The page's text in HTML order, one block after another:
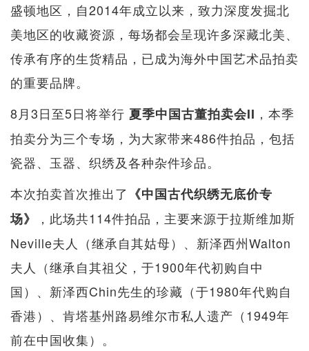
盛顿地区，自2014年成立以来，致力深度发掘北
美地区的收藏资源，每场都会呈现许多深藏北美、
传承有序的生货精品，已成为海外中国艺术品拍卖
的重要品牌。
8月3日至5日将举行 夏季中国古董拍卖会II ，本季
拍卖分为三个专场，为大家带来486件拍品，包括
瓷器、玉器、织绣及各种杂件珍品。
本次拍卖首次推出了 《中国古代织绣无底价专
场》
，此场共114件拍品，主要来源于拉斯维加斯
Neville夫人（继承自其姑母）、新泽西州Walton
夫人（继承自其祖父，于1900年代初购自中
国）、新泽西Chin先生的珍藏（于1980年代购自
香港）、肯塔基州路易维尔市私人遗产（1949年
前在中国收集）。